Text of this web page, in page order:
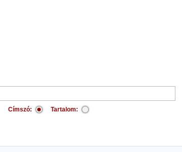
Címszó: Tartalom: